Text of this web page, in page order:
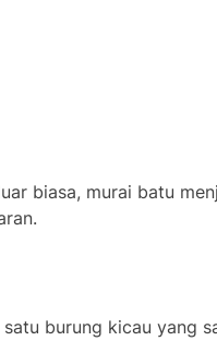
biasa, murai batu
burung kicau yang